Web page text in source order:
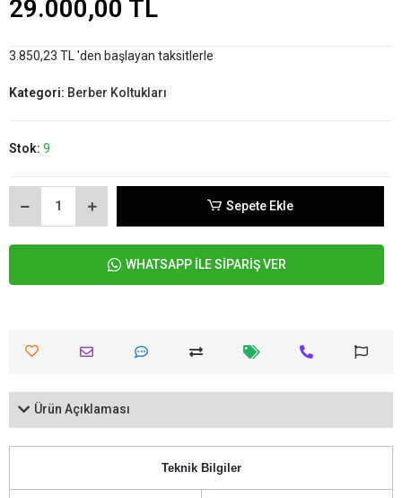
29.000,00 TL
3.850,23 TL 'den başlayan taksitlerle
Kategori: Berber Koltukları
Stok: 9
Sepete Ekle
WHATSAPP İLE SİPARİŞ VER
Ürün Açıklaması
Teknik Bilgiler